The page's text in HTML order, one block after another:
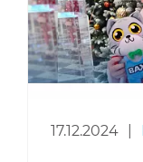
17.12.2024